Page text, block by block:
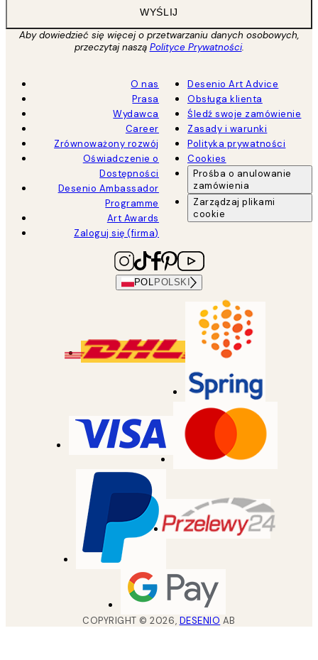
WYŚLIJ
Aby dowiedzieć się więcej o przetwarzaniu danych osobowych,
przeczytaj naszą Polityce Prywatności.
O nas
Prasa
Wydawca
Career
Zrównoważony rozwój
Oświadczenie o
Dostępności
Desenio Ambassador
Programme
Art Awards
Zaloguj się (firma)
Desenio Art Advice
Obsługa klienta
Śledź swoje zamówienie
Zasady i warunki
Polityka prywatności
Cookies
Prośba o anulowanie
zamówienia
Zarządzaj plikami
cookie
POL POLSKI
COPYRIGHT ©2026, DESENIO AB